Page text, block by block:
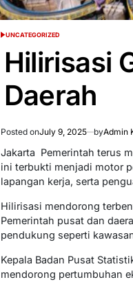
POSTED
UNCATEGORIZED
Hilirisasi
Daerah
Posted onJuly 9, 2025 byAdmin
Jakarta  Pemerintah terus
ini terbukti menjadi motor
lapangan kerja, serta
Hilirisasi mendorong
Pemerintah pusat dan
pendukung seperti
Kepala Badan Pusat
mendorong pertumbuhan